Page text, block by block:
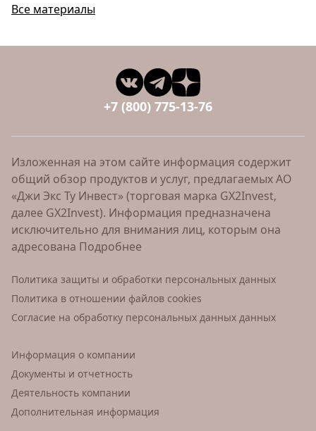
Все материалы
+7 (800) 775-13-76
Изложенная на этом сайте информация содержит
общий обзор продуктов и услуг, предлагаемых АО
«Джи Экс Ту Инвест» (торговая марка GX2Invest,
далее GX2Invest). Информация предназначена
исключительно для внимания лиц, которым она
адресована Подробнее
Политика защиты и обработки персональных данных
Политика в отношении файлов cookies
Согласие на обработку персональных данных данных
Информация о компании
Документы и отчетность
Деятельность компании
Дополнительная информация